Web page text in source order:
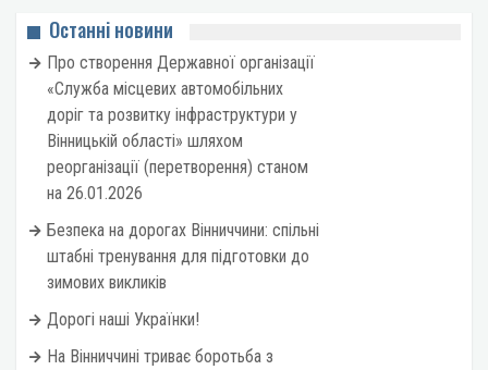
Останні новини
Про створення Державної організації
«Служба місцевих автомобільних
доріг та розвитку інфраструктури у
Вінницькій області» шляхом
реорганізації (перетворення) станом
на 26.01.2026
Безпека на дорогах Вінниччини: спільні
штабні тренування для підготовки до
зимових викликів
Дорогі наші Українки!
На Вінниччині триває боротьба з